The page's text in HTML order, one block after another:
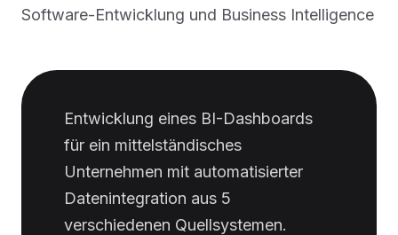
Software-Entwicklung und Business Intelligence
Entwicklung eines BI-Dashboards
für ein mittelständisches
Unternehmen mit automatisierter
Datenintegration aus 5
verschiedenen Quellsystemen.